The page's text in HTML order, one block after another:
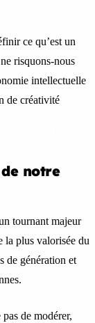
ce qu’est un
risquons-nous
intellectuelle
de créativité
notre
tournant majeur
la plus valorisée du
de génération et
de modérer,